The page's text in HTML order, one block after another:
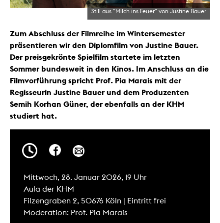
Still aus "Milch ins Feuer" von Justine Bauer
Zum Abschluss der Filmreihe im Wintersemester
präsentieren wir den Diplomfilm von Justine Bauer.
Der preisgekrönte Spielfilm startete im letzten
Sommer bundesweit in den Kinos. Im Anschluss an die
Filmvorführung spricht Prof. Pia Marais mit der
Regisseurin Justine Bauer und dem Produzenten
Semih Korhan Güner, der ebenfalls an der KHM
studiert hat.
Mittwoch, 28. Januar 2026, 19 Uhr
Aula der KHM
Filzengraben 2, 50676 Köln | Eintritt frei
Moderation: Prof. Pia Marais